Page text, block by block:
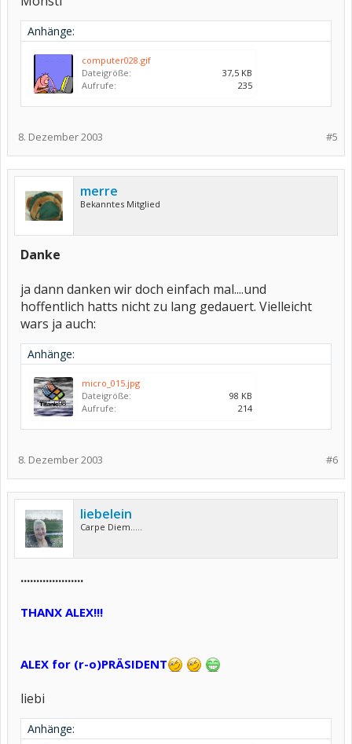
Anhänge:
computer028.gif
Dateigröße:
37,5 KB
Aufrufe:
235
#5
8. Dezember 2003
merre
Bekanntes Mitglied
Danke
ja dann danken wir doch einfach mal....und
hoffentlich hatts nicht zu lang gedauert. Vielleicht
wars ja auch:
Anhänge:
micro_015.jpg
Dateigröße:
98 KB
Aufrufe:
214
#6
8. Dezember 2003
liebelein
Carpe Diem.....
....................
THANX ALEX!!!
ALEX for (r-o)PRÄSIDENT
liebi
Anhänge: